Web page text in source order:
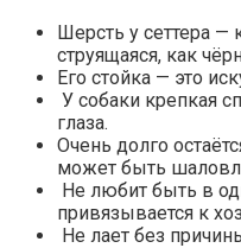
Шерсть у сеттера —
струящаяся, как
Его стойка — это
У собаки крепкая
глаза.
Очень долго
может быть
Не любит быть в
привязывается к
Не лает без